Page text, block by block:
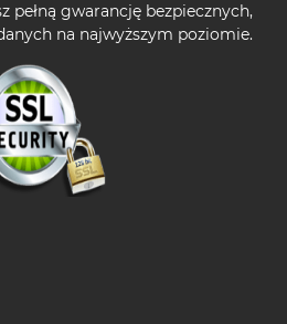
pełną gwarancję bezpiecznych,
na najwyższym poziomie.